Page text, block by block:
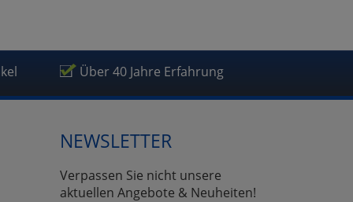
Über 40 Jahre Erfahrung
NEWSLETTER
Verpassen Sie nicht unsere
aktuellen Angebote & Neuheiten!